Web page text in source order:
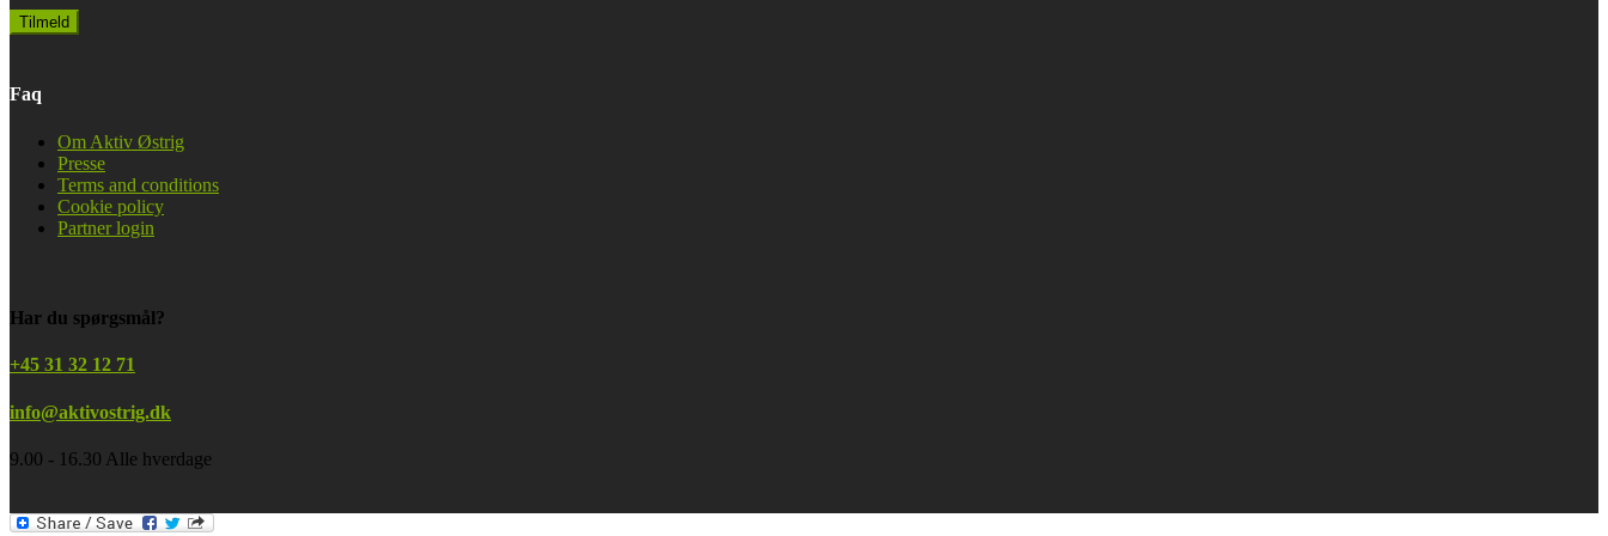
Faq
Om Aktiv Østrig
Presse
Terms and conditions
Cookie policy
Partner login
Har du spørgsmål?
+45 31 32 12 71
info@aktivostrig.dk
9.00 - 16.30 Alle hverdage